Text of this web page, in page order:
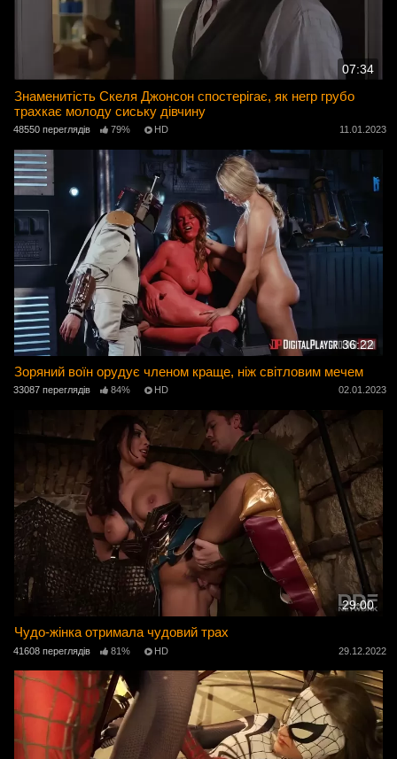
07:34
Знаменитість Скеля Джонсон спостерігає, як негр грубо
трахкає молоду сиську дівчину
48550 переглядів 79% HD 11.01.2023
36:22
Зоряний воїн орудує членом краще, ніж світловим мечем
33087 переглядів 84% HD 02.01.2023
29:00
Чудо-жінка отримала чудовий трах
41608 переглядів 81% HD 29.12.2022